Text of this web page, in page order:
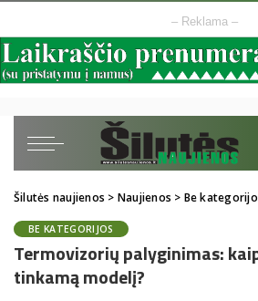
– Reklama –
Šilutės naujienos > Naujienos > Be
BE KATEGORIJOS
Termovizorių palyginimas:
tinkamą modelį?